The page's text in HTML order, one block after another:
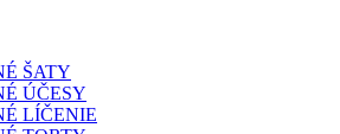
ŠATY
ÚČESY
LÍČENIE